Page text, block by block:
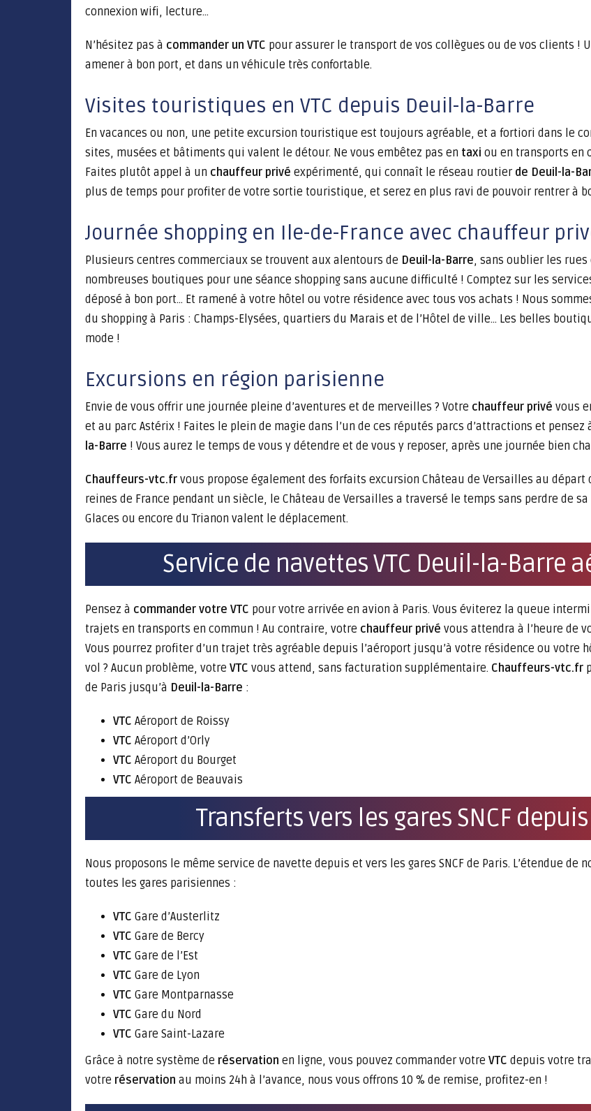
connexion wifi, lecture…
N’hésitez pas à commander un VTC pour assurer le transport de vos collègues ou de vos clients !
amener à bon port, et dans un véhicule très confortable.
Visites touristiques en VTC depuis Deuil-la-Barre
En vacances ou non, une petite excursion touristique est toujours agréable, et a fortiori dans le
sites, musées et bâtiments qui valent le détour. Ne vous embêtez pas en taxi ou en transports en
Faites plutôt appel à un chauffeur privé expérimenté, qui connaît le réseau routier de Deuil-la-
plus de temps pour profiter de votre sortie touristique, et serez en plus ravi de pouvoir rentrer à
Journée shopping en Ile-de-France avec chauffeur
Plusieurs centres commerciaux se trouvent aux alentours de Deuil-la-Barre, sans oublier les
nombreuses boutiques pour une séance shopping sans aucune difficulté ! Comptez sur les
déposé à bon port… Et ramené à votre hôtel ou votre résidence avec tous vos achats ! Nous
du shopping à Paris : Champs-Elysées, quartiers du Marais et de l’Hôtel de ville… Les belles
mode !
Excursions en région parisienne
Envie de vous offrir une journée pleine d’aventures et de merveilles ? Votre chauffeur privé vous
et au parc Astérix ! Faites le plein de magie dans l’un de ces réputés parcs d’attractions et pensez
la-Barre ! Vous aurez le temps de vous y détendre et de vous y reposer, après une journée bien
Chauffeurs-vtc.fr vous propose également des forfaits excursion Château de Versailles au
reines de France pendant un siècle, le Château de Versailles a traversé le temps sans perdre de
Glaces ou encore du Trianon valent le déplacement.
Service de navettes VTC Deuil-la-Barre
Pensez à commander votre VTC pour votre arrivée en avion à Paris. Vous éviterez la queue
trajets en transports en commun ! Au contraire, votre chauffeur privé vous attendra à l’heure de
Vous pourrez profiter d’un trajet très agréable depuis l’aéroport jusqu’à votre résidence ou votre
vol ? Aucun problème, votre VTC vous attend, sans facturation supplémentaire. Chauffeurs-vtc.fr
de Paris jusqu’à Deuil-la-Barre :
VTC Aéroport de Roissy
VTC Aéroport d’Orly
VTC Aéroport du Bourget
VTC Aéroport de Beauvais
Transferts vers les gares SNCF
Nous proposons le même service de navette depuis et vers les gares SNCF de Paris. L’étendue de
toutes les gares parisiennes :
VTC Gare d’Austerlitz
VTC Gare de Bercy
VTC Gare de l’Est
VTC Gare de Lyon
VTC Gare Montparnasse
VTC Gare du Nord
VTC Gare Saint-Lazare
Grâce à notre système de réservation en ligne, vous pouvez commander votre VTC depuis votre
votre réservation au moins 24h à l’avance, nous vous offrons 10 % de remise, profitez-en !